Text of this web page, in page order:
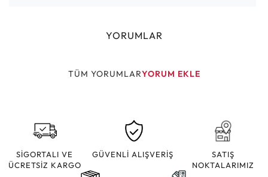
YORUMLAR
TÜM YORUMLARYORUM EKLE
SİGORTALI VE
ÜCRETSİZ KARGO
GÜVENLİ ALIŞVERİŞ
SATIŞ
NOKTALARIMIZ